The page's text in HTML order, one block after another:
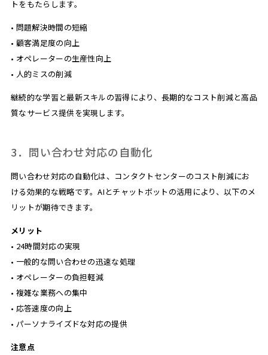
トをもたらします。
• 問題解決時間の短縮
• 顧客満足度の向上
• オペレーターの生産性向上
• 人的ミスの削減
継続的な学習と最新スキルの習得により、長期的なコスト削減と高品
質なサービス提供を実現します。
3．問い合わせ対応の自動化
問い合わせ対応の自動化は、コンタクトセンターのコスト削減にお
ける効果的な戦略です。AIとチャットボットの活用により、以下のメ
リットが期待できます。
メリット
• 24時間対応の実現
• 一般的な問い合わせの迅速な処理
• オペレーターの負担軽減
• 複雑な業務への集中
• 応答速度の向上
• パーソナライズドな対応の提供
注意点